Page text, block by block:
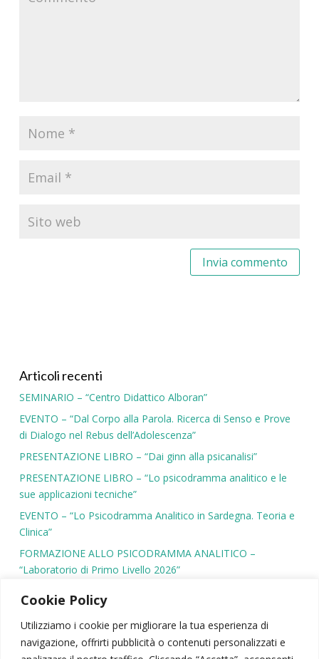
Cookie Policy
Utilizziamo i cookie per migliorare la tua esperienza di
navigazione, offrirti pubblicità o contenuti personalizzati e
Articoli recenti
SEMINARIO – “Centro Didattico Alboran”
EVENTO – “Dal Corpo alla Parola. Ricerca di Senso e Prove
di Dialogo nel Rebus dell’Adolescenza”
PRESENTAZIONE LIBRO – “Dai ginn alla psicanalisi”
PRESENTAZIONE LIBRO – “Lo psicodramma analitico e le
sue applicazioni tecniche”
EVENTO – “Lo Psicodramma Analitico in Sardegna. Teoria e
Clinica”
FORMAZIONE ALLO PSICODRAMMA ANALITICO –
“Laboratorio di Primo Livello 2026”
SIPSA| PSICODRAMMA | ATTIVITÀ SCIENTIFICA